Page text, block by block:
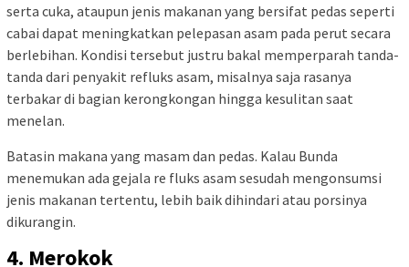
serta cuka, ataupun jenis makanan yang bersifat pedas seperti
cabai dapat meningkatkan pelepasan asam pada perut secara
berlebihan. Kondisi tersebut justru bakal memperparah tanda-
tanda dari penyakit refluks asam, misalnya saja rasanya
terbakar di bagian kerongkongan hingga kesulitan saat
menelan.
Batasin makana yang masam dan pedas. Kalau Bunda
menemukan ada gejala re fluks asam sesudah mengonsumsi
jenis makanan tertentu, lebih baik dihindari atau porsinya
dikurangin.
4. Merokok